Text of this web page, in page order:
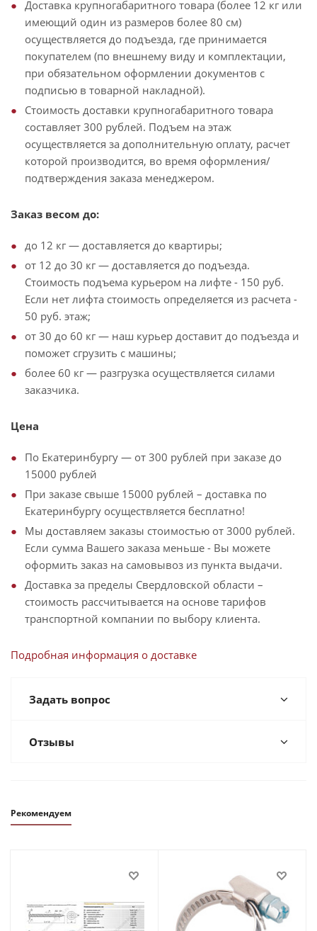
Доставка крупногабаритного товара (более 12 кг или
имеющий один из размеров более 80 см)
осуществляется до подъезда, где принимается
покупателем (по внешнему виду и комплектации,
при обязательном оформлении документов с
подписью в товарной накладной).
Стоимость доставки крупногабаритного товара
составляет 300 рублей. Подъем на этаж
осуществляется за дополнительную оплату, расчет
которой производится, во время оформления/
подтверждения заказа менеджером.
Заказ весом до:
до 12 кг — доставляется до квартиры;
от 12 до 30 кг — доставляется до подъезда.
Стоимость подъема курьером на лифте - 150 руб.
Если нет лифта стоимость определяется из расчета -
50 руб. этаж;
от 30 до 60 кг — наш курьер доставит до подъезда и
поможет сгрузить с машины;
более 60 кг — разгрузка осуществляется силами
заказчика.
Цена
По Екатеринбургу — от 300 рублей при заказе до
15000 рублей
При заказе свыше 15000 рублей – доставка по
Екатеринбургу осуществляется бесплатно!
Мы доставляем заказы стоимостью от 3000 рублей.
Если сумма Вашего заказа меньше - Вы можете
оформить заказ на самовывоз из пункта выдачи.
Доставка за пределы Свердловской области –
стоимость рассчитывается на основе тарифов
транспортной компании по выбору клиента.
Подробная информация о доставке
Задать вопрос
Отзывы
Рекомендуем